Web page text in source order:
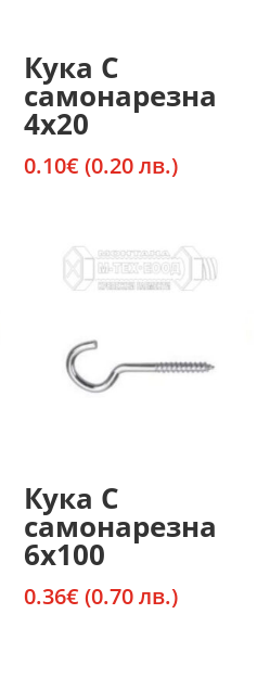
Кука С
самонарезна
4х20
0.10€ (0.20 лв.)
Кука С
самонарезна
6х100
0.36€ (0.70 лв.)